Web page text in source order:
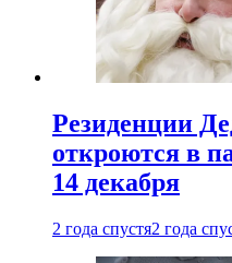
Резиденции
откроются в
14 декабря
2 года спустя2 года